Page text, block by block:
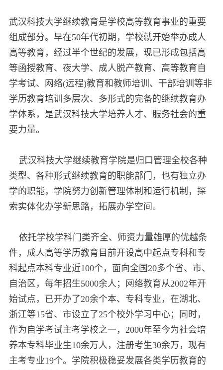
武汉科技大学继续教育是学校高等教育事业的重要
组成部分。早在50年代初期，学校就开始举办成人
高等教育，经过半个世纪的发展，现已形成包括高
等函授教育、夜大学、成人脱产教育、高等教育自
学考试、网络(远程)教育和教师培训、干部培训等非
学历教育培训多层次、多形式的完备的继续教育办
学体系，是武汉科技大学培养人才、服务社会的重
要力量。
武汉科技大学继续教育学院是归口管理全校各种
类型、各种形式继续教育的职能部门，也有独立办
学的职能，学院努力创新管理体制和运行机制，探
索实体化办学新思路，拓展办学空间。
依托学校学科门类齐全、师资力量雄厚的优越条
件，成人高等学历教育目前开设高中起点专科和专
科起点本科专业近100个，面向全国20多个省、市、
自治区，每年招生5000余人；网络教育从2002年开
始试点，已开办了20余个本、专科专业，在湖北、
浙江等15省、市设立了25个校外学习中心；同时，
作为自学考试主考学校之一，2000年至今为社会培
养本专科毕业生10余万人，注册考生30余万，现有
主考专业19个。学院积极稳妥发展各类学历教育的